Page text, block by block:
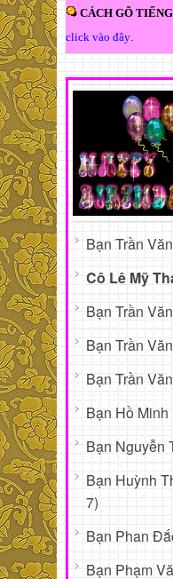
CÁCH GÕ
click vào đây.
Bạn Trần
Cô Lê Mỹ
Bạn Trần
Bạn Trần
Bạn Trần
Bạn Hồ Minh
Bạn Nguyễn
Bạn Huỳnh
7)
Bạn Phan
Bạn Phạm